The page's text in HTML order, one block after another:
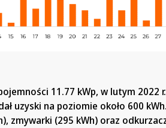
11.77 kWp, w lutym 2022 r.
uzyski na poziomie około 600
zmywarki (295 kWh) oraz